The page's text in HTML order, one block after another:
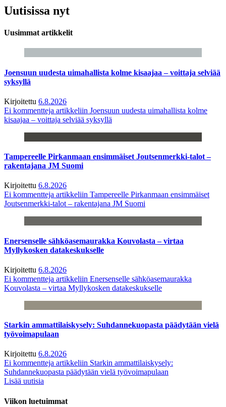
Uutisissa nyt
Uusimmat artikkelit
Joensuun uudesta uimahallista kolme kisaajaa – voittaja selviää
syksyllä
Kirjoitettu 6.8.2026
Ei kommentteja artikkeliin Joensuun uudesta uimahallista kolme
kisaajaa – voittaja selviää syksyllä
Tampereelle Pirkanmaan ensimmäiset Joutsenmerkki-talot –
rakentajana JM Suomi
Kirjoitettu 6.8.2026
Ei kommentteja artikkeliin Tampereelle Pirkanmaan ensimmäiset
Joutsenmerkki-talot – rakentajana JM Suomi
Enersenselle sähköasemaurakka Kouvolasta – virtaa
Myllykosken datakeskukselle
Kirjoitettu 6.8.2026
Ei kommentteja artikkeliin Enersenselle sähköasemaurakka
Kouvolasta – virtaa Myllykosken datakeskukselle
Starkin ammattilaiskysely: Suhdannekuopasta päädytään vielä
työvoimapulaan
Kirjoitettu 6.8.2026
Ei kommentteja artikkeliin Starkin ammattilaiskysely:
Suhdannekuopasta päädytään vielä työvoimapulaan
Lisää uutisia
Viikon luetuimmat